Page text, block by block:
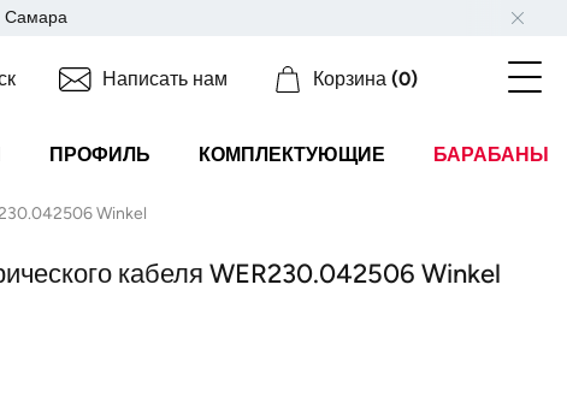
Самара
Написать нам Корзина (0)
ПРОФИЛЬ КОМПЛЕКТУЮЩИЕ БАРАБАНЫ
Winkel
кабеля WER230.042506 Winkel